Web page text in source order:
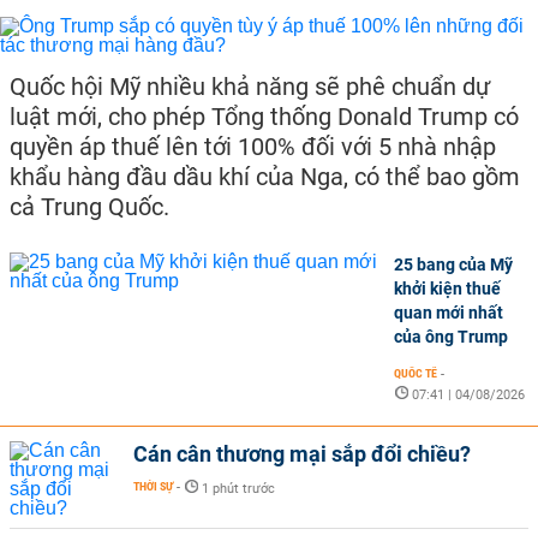
Quốc hội Mỹ nhiều khả năng sẽ phê chuẩn dự
luật mới, cho phép Tổng thống Donald Trump có
quyền áp thuế lên tới 100% đối với 5 nhà nhập
khẩu hàng đầu dầu khí của Nga, có thể bao gồm
cả Trung Quốc.
25 bang của Mỹ
khởi kiện thuế
quan mới nhất
của ông Trump
QUỐC TẾ -
07:41 | 04/08/2026
Cán cân thương mại sắp đổi chiều?
THỜI SỰ - 1 phút trước